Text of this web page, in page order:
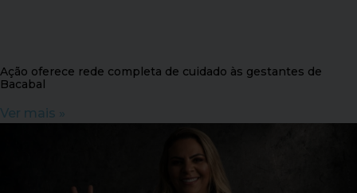
Ação oferece rede completa de cuidado às gestantes de
Bacabal
Ver mais »